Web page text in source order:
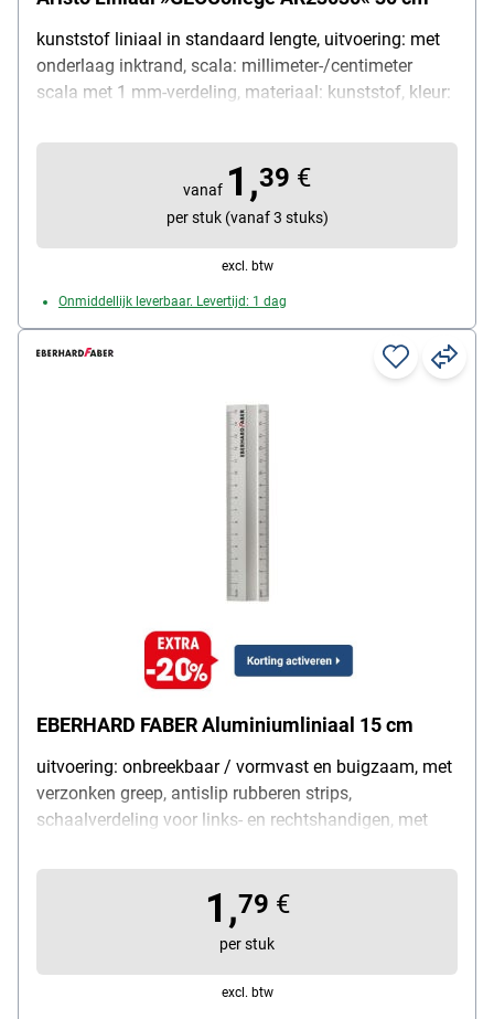
kunststof liniaal in standaard lengte, uitvoering: met
onderlaag inktrand, scala: millimeter-/centimeter
scala met 1 mm-verdeling, materiaal: kunststof, kleur:
38 mm, totale lengte van de liniaal: 32,4 cm, lengte
vanaf 1,39 €
per stuk (vanaf 3 stuks)
excl. btw
Onmiddellijk leverbaar. Levertijd: 1 dag
EBERHARD FABER Aluminiumliniaal 15 cm
uitvoering: onbreekbaar / vormvast en buigzaam, met
verzonken greep, antislip rubberen strips,
schaalverdeling voor links- en rechtshandigen, met
celluloseverbindingen, lengte: 15 cm, kleur: grijs,
leveringsomvang: 1 liniaal
1,79 €
per stuk
excl. btw